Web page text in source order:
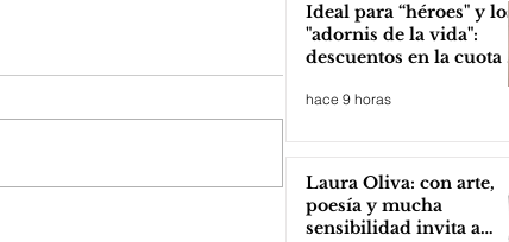
Ideal para “héroes" y los
"adornis de la vida":
descuentos en la cuota 4
hace 9 horas
Laura Oliva: con arte,
poesía y mucha
sensibilidad invita a